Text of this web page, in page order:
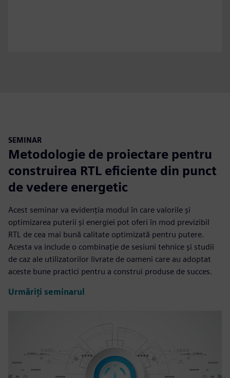
SEMINAR
Metodologie de proiectare pentru
construirea RTL eficiente din punct
de vedere energetic
Acest seminar va evidenția modul în care valorile și
optimizarea puterii și energiei pot oferi în mod previzibil
RTL de cea mai bună calitate optimizată pentru putere.
Acesta va include o combinație de sesiuni tehnice și studii
de caz ale utilizatorilor livrate de oameni care au adoptat
aceste bune practici pentru a construi produse de succes.
Urmăriți seminarul